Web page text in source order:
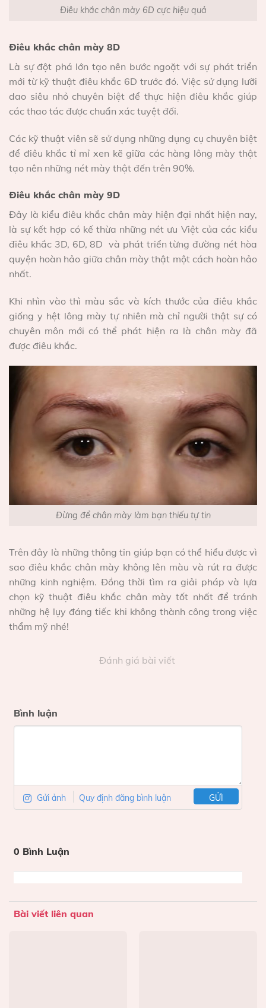
Điêu khắc chân mày 6D cực hiệu quả
Điêu khắc chân mày 8D
Là sự đột phá lớn tạo nên bước ngoặt với sự phát triển
mới từ kỹ thuật điêu khắc 6D trước đó. Việc sử dụng lưỡi
dao siêu nhỏ chuyên biệt để thực hiện điêu khắc giúp
các thao tác được chuẩn xác tuyệt đối.
Các kỹ thuật viên sẽ sử dụng những dụng cụ chuyên biệt
để điêu khắc tỉ mỉ xen kẽ giữa các hàng lông mày thật
tạo nên những nét mày thật đến trên 90%.
Điêu khắc chân mày 9D
Đây là kiểu điêu khắc chân mày hiện đại nhất hiện nay,
là sự kết hợp có kế thừa những nét ưu Việt của các kiểu
điêu khắc 3D, 6D, 8D và phát triển từng đường nét hòa
quyện hoàn hảo giữa chân mày thật một cách hoàn hảo
nhất.
Khi nhìn vào thì màu sắc và kích thước của điêu khắc
giống y hệt lông mày tự nhiên mà chỉ người thật sự có
chuyên môn mới có thể phát hiện ra là chân mày đã
được điêu khắc.
Đừng để chân mày làm bạn thiếu tự tin
Trên đây là những thông tin giúp bạn có thể hiểu được vì
sao điêu khắc chân mày không lên màu và rút ra được
những kinh nghiệm. Đồng thời tìm ra giải pháp và lựa
chọn kỹ thuật điêu khắc chân mày tốt nhất để tránh
những hệ lụy đáng tiếc khi không thành công trong việc
thẩm mỹ nhé!
Đánh giá bài viết
Bình luận
Gửi ảnh Quy định đăng bình luận GỬI
0 Bình Luận
Bài viết liên quan